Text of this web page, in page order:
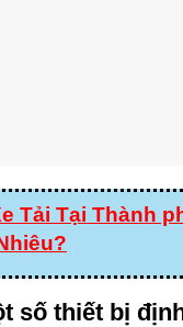
Tải Tại Thành
số thiết bị